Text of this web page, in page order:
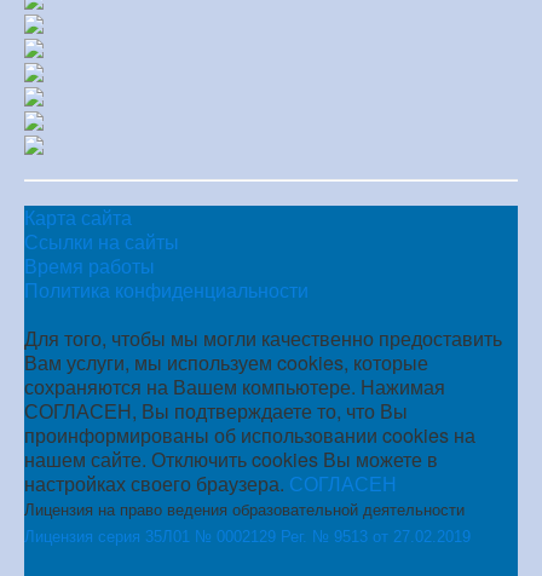
Карта сайта
Ссылки на сайты
Время работы
Политика конфиденциальности
Для того, чтобы мы могли качественно предоставить
Вам услуги, мы используем cookies, которые
сохраняются на Вашем компьютере. Нажимая
СОГЛАСЕН, Вы подтверждаете то, что Вы
проинформированы об использовании cookies на
нашем сайте. Отключить cookies Вы можете в
настройках своего браузера. СОГЛАСЕН
Лицензия на право ведения образовательной деятельности
Лицензия серия 35Л01 № 0002129 Рег. № 9513 от 27.02.2019